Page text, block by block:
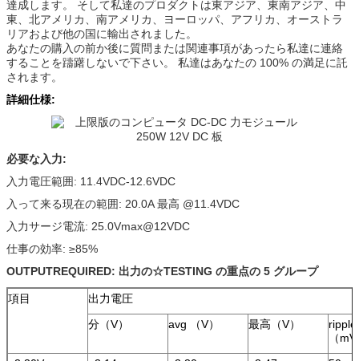
達成します。 そして私達のプロダクトは東アジア、東南アジア、中
東、北アメリカ、南アメリカ、ヨーロッパ、アフリカ、オーストラ
リアおよび他の国に輸出されました。
あなたの購入の前か後に質問または関連事項があったら私達に連絡
することを躊躇しないで下さい。 私達はあなたの 100% の満足に託
されます。
詳細仕様:
必要な入力:
入力電圧範囲: 11.4VDC-12.6VDC
入って来る現在の範囲: 20.0A 最高 @11.4VDC
入力サージ電流: 25.0Vmax@12VDC
仕事の効率: ≥85%
OUTPUTREQUIRED: 出力の☆TESTING の重点の 5 グループ
項目
出力電圧
分（V）
avg （V） 最高（V）
（